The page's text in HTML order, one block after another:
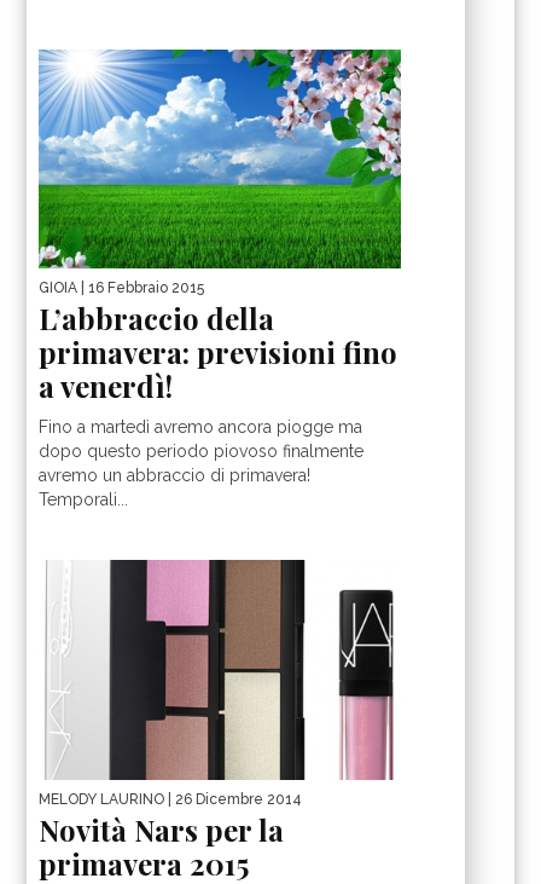
GIOIA | 16 Febbraio 2015
L’abbraccio della
primavera: previsioni fino
a venerdì!
Fino a martedì avremo ancora piogge ma
dopo questo periodo piovoso finalmente
avremo un abbraccio di primavera!
Temporali...
MELODY LAURINO | 26 Dicembre 2014
Novità Nars per la
primavera 2015